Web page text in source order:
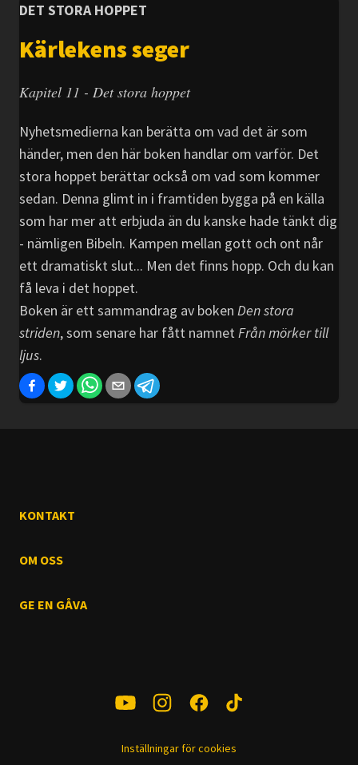
DET STORA HOPPET
Kärlekens seger
Kapitel 11 - Det stora hoppet
Nyhetsmedierna kan berätta om vad det är som
händer, men den här boken handlar om varför. Det
stora hoppet berättar också om vad som kommer
sedan. Denna glimt in i framtiden bygga på en källa
som har mer att erbjuda än du kanske hade tänkt dig
- nämligen Bibeln. Kampen mellan gott och ont når
ett dramatiskt slut... Men det finns hopp. Och du kan
få leva i det hoppet.
Boken är ett sammandrag av boken Den stora
striden, som senare har fått namnetFrån mörker till
ljus.
KONTAKT
OM OSS
GE EN GÅVA
Inställningar för cookies